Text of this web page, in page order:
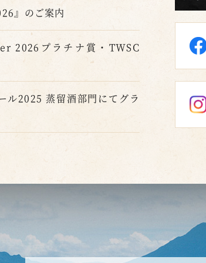
』のご案内
2026プラチナ賞・TWSC
ル2025 蒸留酒部門にてグラ